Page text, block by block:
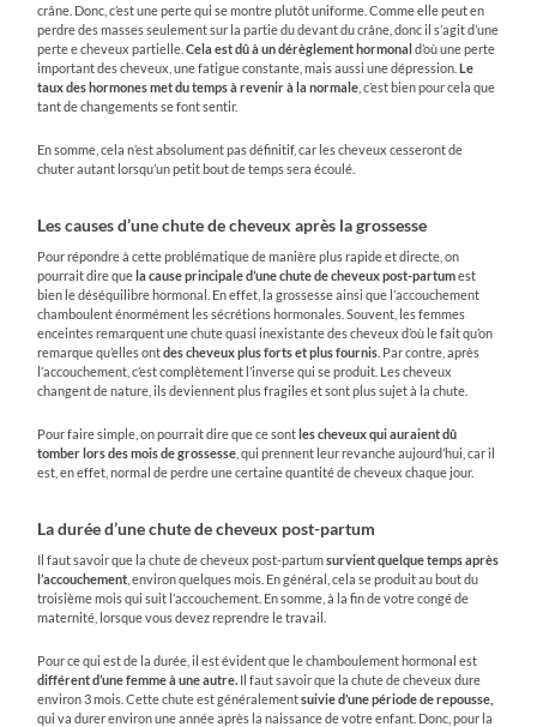
crâne. Donc, c’est une perte qui se montre plutôt uniforme. Comme elle peut en
perdre des masses seulement sur la partie du devant du crâne, donc il s’agit d’une
perte e cheveux partielle.Cela est dû à un dérèglement hormonald’où une perte
important des cheveux, une fatigue constante, mais aussi une dépression. Le
taux des hormones met du temps à revenir à la normale , c’est bien pour cela que
tant de changements se font sentir.
En somme, cela n’est absolument pas définitif, car les cheveux cesseront de
chuter autant lorsqu’un petit bout de temps sera écoulé.
Les causes d’une chute de cheveux après la grossesse
Pour répondre à cette problématique de manière plus rapide et directe, on
pourrait dire quela cause principale d’une chute de cheveux post-partumest
bien le déséquilibre hormonal. En effet, la grossesse ainsi que l’accouchement
chamboulent énormément les sécrétions hormonales. Souvent, les femmes
enceintes remarquent une chute quasi inexistante des cheveux d’où le fait qu’on
remarque qu’elles ontdes cheveux plus forts et plus fournis . Par contre, après
l’accouchement, c’est complètement l’inverse qui se produit. Les cheveux
changent de nature, ils deviennent plus fragiles et sont plus sujet à la chute.
Pour faire simple, on pourrait dire que ce sontles cheveux qui auraient dû
tomber lors des mois de grossesse , qui prennent leur revanche aujourd’hui, car il
est, en effet, normal de perdre une certaine quantité de cheveux chaque jour.
La durée d’une chute de cheveux post-partum
Il faut savoir que la chute de cheveux post-partumsurvient quelque temps après
l’accouchement , environ quelques mois. En général, cela se produit au bout du
troisième mois qui suit l’accouchement. En somme, à la fin de votre congé de
maternité, lorsque vous devez reprendre le travail.
Pour ce qui est de la durée, il est évident que le chamboulement hormonal est
différent d’une femme à une autre. Il faut savoir que la chute de cheveux dure
environ 3 mois. Cette chute est généralementsuivie d’une période de repousse,
qui va durer environ une année après la naissance de votre enfant. Donc, pour la